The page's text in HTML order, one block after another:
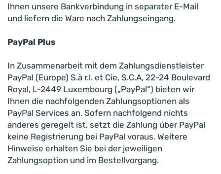
Ihnen unsere Bankverbindung in separater E-Mail
und liefern die Ware nach Zahlungseingang.
PayPal Plus
In Zusammenarbeit mit dem Zahlungsdienstleister
PayPal (Europe) S.à r.l. et Cie, S.C.A, 22-24 Boulevard
Royal, L-2449 Luxembourg („PayPal“) bieten wir
Ihnen die nachfolgenden Zahlungsoptionen als
PayPal Services an. Sofern nachfolgend nichts
anderes geregelt ist, setzt die Zahlung über PayPal
keine Registrierung bei PayPal voraus. Weitere
Hinweise erhalten Sie bei der jeweiligen
Zahlungsoption und im Bestellvorgang.